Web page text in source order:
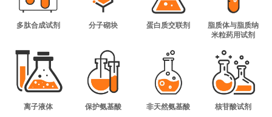
多肽合成试剂 分子砌块 蛋白质交联剂
脂质体与脂质纳
米粒药用试剂
离子液体 保护氨基酸 非天然氨基酸 核苷酸试剂